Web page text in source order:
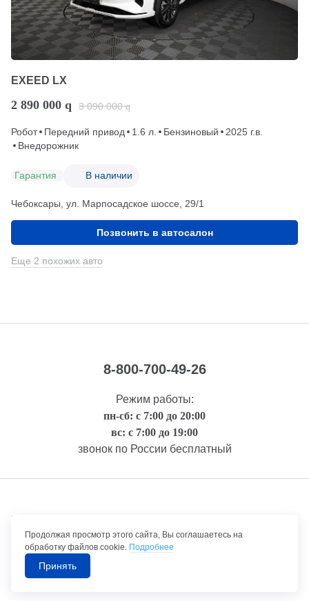
EXEED LX
2 890 000 q 3 090 000 q
Робот Передний привод 1.6 л. Бензиновый
2025 г.в.
Внедорожник
Гарантия В наличии
Чебоксары, ул. Марпосадское шоссе, 29/1
Позвонить в автосалон
Еще 2 похожих авто
8-800-700-49-26
Режим работы:
пн-сб: с 7:00 до 20:00
вс: с 7:00 до 19:00
звонок по России бесплатный
Правовая информация
©1992-2026 ТрансТехСервис – продажа и обслуживание автомобилей.
Продолжая просмотр этого сайта, Вы соглашаетесь на
обработку файлов cookie. Подробнее
Принять